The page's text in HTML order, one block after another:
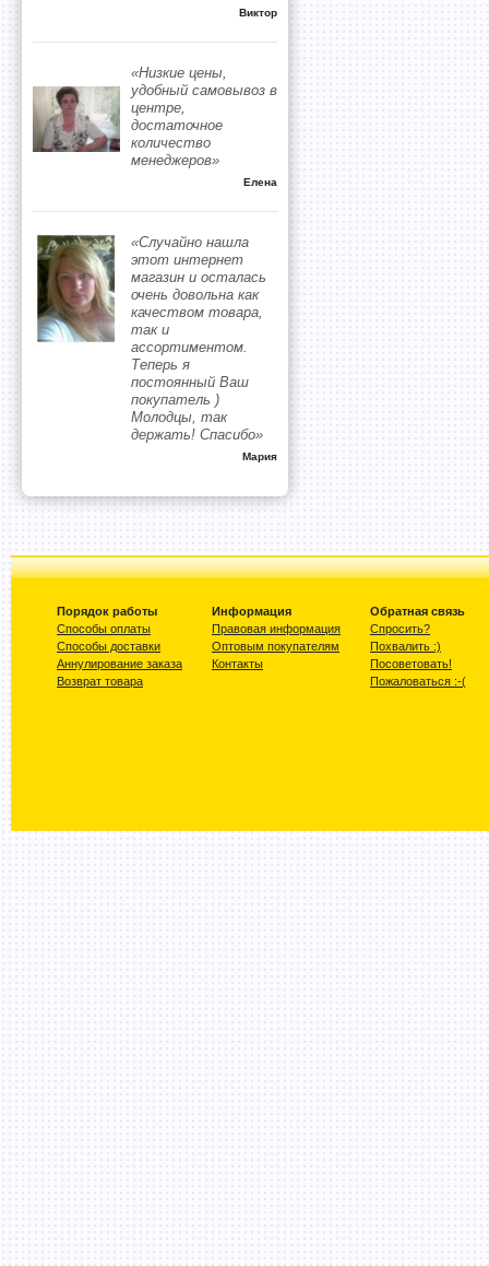
Виктор
«Низкие цены,
удобный самовывоз в
центре,
достаточное
количество
менеджеров»
Елена
«Случайно нашла
этот интернет
магазин и осталась
очень довольна как
качеством товара,
так и
ассортиментом.
Теперь я
постоянный Ваш
покупатель )
Молодцы, так
держать! Спасибо»
Мария
Порядок работы
Способы оплаты
Способы доставки
Аннулирование заказа
Возврат товара
Информация
Правовая информация
Оптовым покупателям
Контакты
Обратная связь
Спросить?
Похвалить :)
Посоветовать!
Пожаловаться :-(